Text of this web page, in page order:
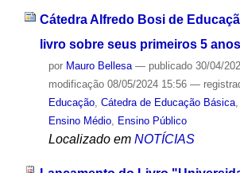
Cátedra Alfredo Bosi de
livro sobre seus primeiros 5
por Mauro Bellesa — publicado30/04/
modificação08/05/2024 15:56 —
Educação, Cátedra de Educação Básica,
Ensino Médio, Ensino Público
Localizado em NOTÍCIAS